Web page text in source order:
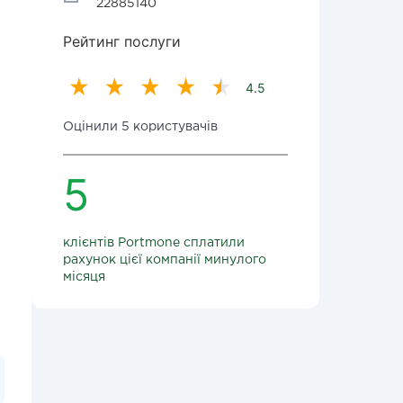
22885140
Рейтинг послуги
4.5
Оцінили 5 користувачів
5
клієнтів Portmone сплатили
рахунок цієї компанії минулого
місяця